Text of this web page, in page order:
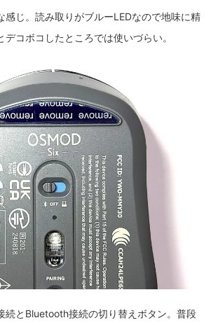
感じ。読み取りがブルーLEDなので地味に精
デコボコしたところでは使いづらい。
続とBluetooth接続の切り替えボタン。普段